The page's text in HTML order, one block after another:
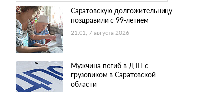
Саратовскую долгожительницу
поздравили с 99-летием
21:01, 7 августа 2026
Мужчина погиб в ДТП с
грузовиком в Саратовской
области